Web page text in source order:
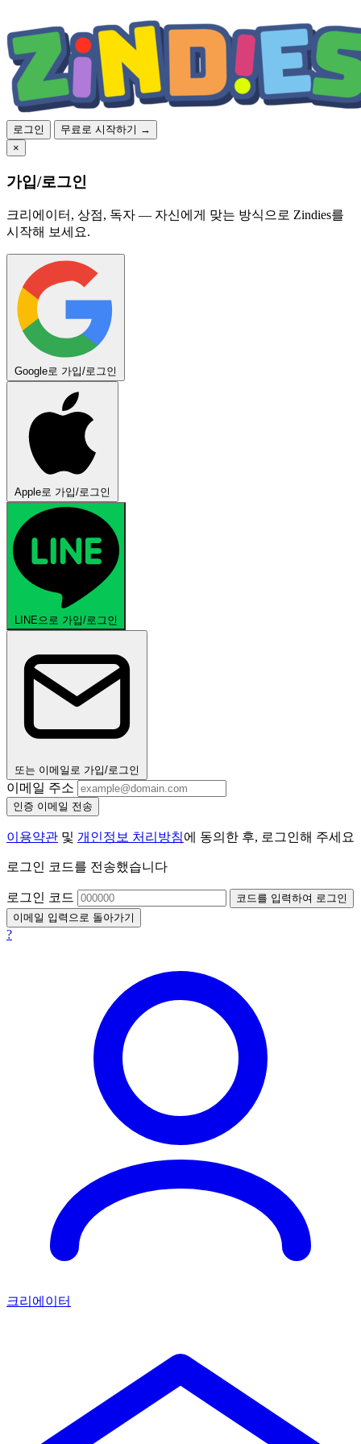
로그인
무료로 시작하기 →
×
가입/로그인
크리에이터, 상점, 독자 — 자신에게 맞는 방식으로 Zindies를
시작해 보세요.
Google로 가입/로그인
Apple로 가입/로그인
LINE으로 가입/로그인
또는 이메일로 가입/로그인
이메일 주소
인증 이메일 전송
이용약관 및 개인정보 처리방침에 동의한 후, 로그인해 주세요
로그인 코드를 전송했습니다
로그인 코드
코드를 입력하여 로그인
이메일 입력으로 돌아가기
?
크리에이터